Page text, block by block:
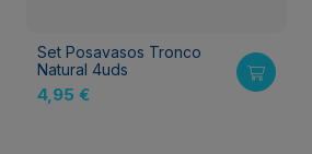
Set Posavasos Tronco
Natural 4uds
4,95 €